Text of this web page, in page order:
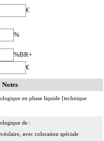
€
%
%BR+
€
Notes
en phase liquide [technique
de :
avec coloration spéciale